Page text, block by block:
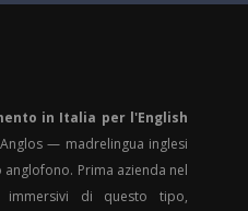
in Italia per l'English
— madrelingua inglesi
Prima azienda nel
di questo tipo,